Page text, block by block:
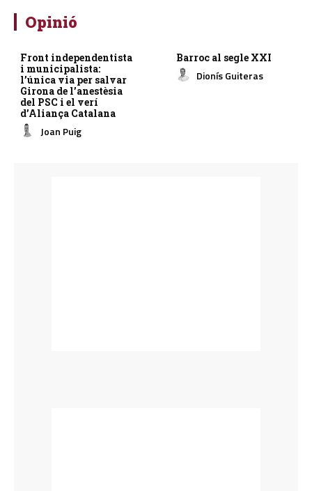
Opinió
Front independentista
i municipalista:
l’única via per salvar
Girona de l’anestèsia
del PSC i el verí
d’Aliança Catalana
Joan Puig
Barroc al segle XXI
Dionís Guiteras